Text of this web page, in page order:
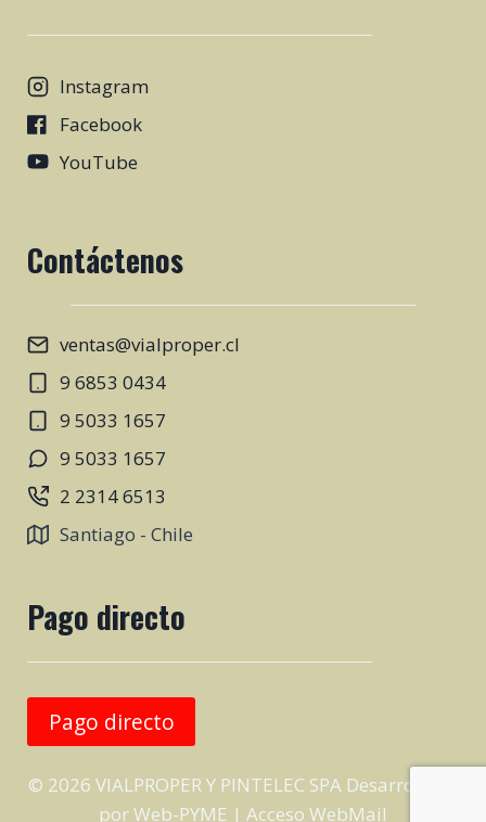
Instagram
Facebook
YouTube
Contáctenos
ventas@vialproper.cl
9 6853 0434
9 5033 1657
9 5033 1657
2 2314 6513
Santiago - Chile
Pago directo
Pago directo
© 2026 VIALPROPER Y PINTELEC SPA Desarrollado
porWeb-PYME | Acceso WebMail